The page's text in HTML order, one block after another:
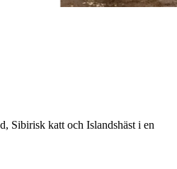
Sibirisk katt och Islandshäst i en